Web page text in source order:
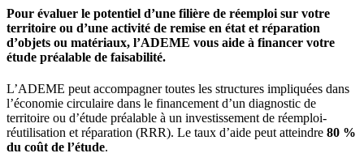
Pour évaluer le potentiel d’une filière de réemploi sur votre
territoire ou d’une activité de remise en état et réparation
d’objets ou matériaux, l’ADEME vous aide à financer votre
étude préalable de faisabilité.
L’ADEME peut accompagner toutes les structures impliquées dans
l’économie circulaire dans le financement d’un diagnostic de
territoire ou d’étude préalable à un investissement de réemploi-
réutilisation et réparation (RRR). Le taux d’aide peut atteindre 80 %
du coût de l’étude.